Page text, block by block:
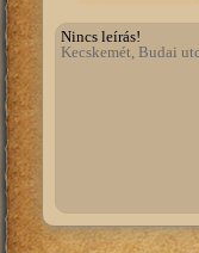
Nincs leírás!
Kecskemét, Budai